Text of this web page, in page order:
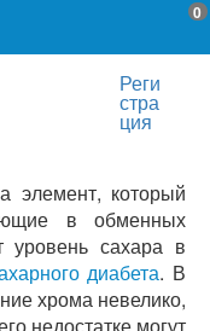
0
Реги
стра
ция
элемент, который
в обменных
уровень сахара в
диабета. В
хрома невелико,